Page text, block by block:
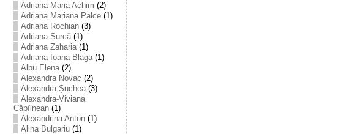
Adriana Maria Achim (2)
Adriana Mariana Palce(1)
Adriana Rochian(3)
Adriana Șurcă(1)
Adriana Zaharia(1)
Adriana-Ioana Blaga(1)
Albu Elena(2)
Alexandra Novac (2)
Alexandra Șuchea(3)
Alexandra-Viviana
Căpîlnean(1)
Alexandrina Anton(1)
Alina Bulgariu(1)